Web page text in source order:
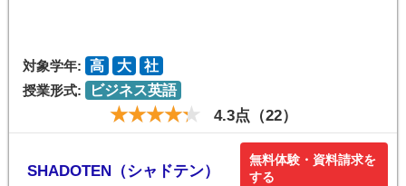
対象学年: 高 大
社
授業形式:
ビジネス英語
4.3点（22）
SHADOTEN（シャドテン）
無料体験・資料請求を
する